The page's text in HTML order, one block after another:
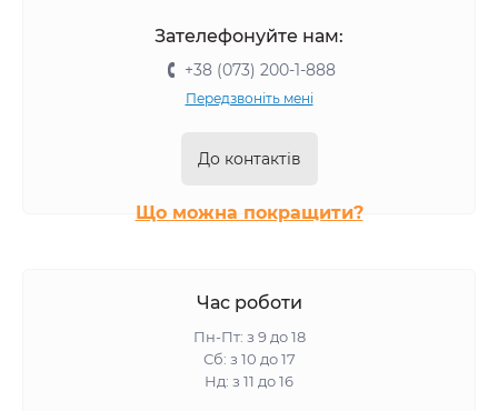
Зателефонуйте нам:
+38 (073) 200-1-888
Передзвоніть мені
До контактів
Що можна покращити?
Час роботи
Пн-Пт: з 9 до 18
Сб: з 10 до 17
Нд: з 11 до 16